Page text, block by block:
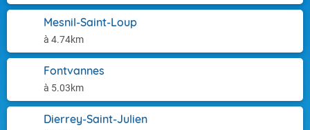
Mesnil-Saint-Loup
à 4.74km
Fontvannes
à 5.03km
Dierrey-Saint-Julien